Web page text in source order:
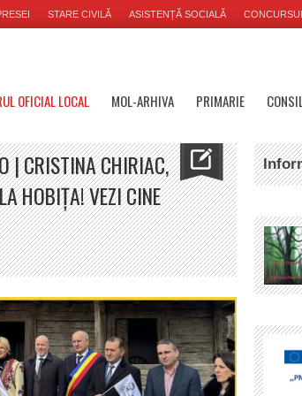
STARE CIVILĂ ASISTENȚĂ SOCIALĂ
OFICIAL LOCAL MOL-ARHIVA PRIMARIE
| CRISTINA CHIRIAC,
HOBIȚA! VEZI CINE